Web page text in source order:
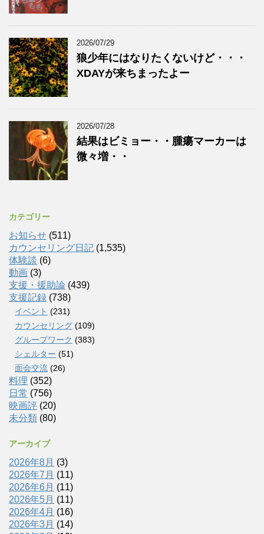
2026/07/29
狼少年にはなりたくないけど・・・
XDAYが来ちまったよー
2026/07/28
結果はビミョー・・腫瘍マーカーは
微々増・・
カテゴリー
お知らせ (511)
カウンセリング日記 (1,535)
体験談 (6)
動画 (3)
支援・援助論 (439)
支援記録 (738)
イベント (231)
カウンセリング (109)
グループワーク (383)
シェルター (51)
面会交流 (26)
料理 (352)
日常 (756)
映画評 (20)
未分類 (80)
アーカイブ
2026年8月 (3)
2026年7月 (11)
2026年6月 (11)
2026年5月 (11)
2026年4月 (16)
2026年3月 (14)